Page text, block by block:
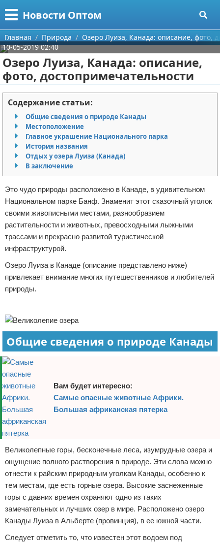
Новости Оптом
Меню
Главная
Категории
Информационные технологии
Автомобили
Знаменитости
Политика
Природа
Философия
Культура
Экономика
Разное
Поиск
О проекте
Контакты
Сотрудничество
Размещение рекламы
Для правообладателей
Условия предоставления информации
Отказ от ответственности
Главная Природа
Озеро Луиза, Канада: описание, фото,
10-05-2019 02:40
Озеро Луиза, Канада: описание,
фото, достопримечательности
Содержание статьи:
Общие сведения о природе Канады
Местоположение
Главное украшение Национального парка
История названия
Отдых у озера Луиза (Канада)
В заключение
Это чудо природы расположено в Канаде, в удивительном
Национальном парке Банф. Знаменит этот сказочный уголок
своими живописными местами, разнообразием
растительности и животных, превосходными лыжными
трассами и прекрасно развитой туристической
инфраструктурой.
Озеро Луиза в Канаде (описание представлено ниже)
привлекает внимание многих путешественников и любителей
природы.
Общие сведения о природе Канады
Вам будет интересно:
Самые опасные животные Африки.
Большая африканская пятерка
Великолепные горы, бесконечные леса, изумрудные озера и
ощущение полного растворения в природе. Эти слова можно
отнести к райским природным уголкам Канады, особенно к
тем местам, где есть горные озера. Высокие заснеженные
горы с давних времен охраняют одно из таких
замечательных и лучших озер в мире. Расположено озеро
Канады Луиза в Альберте (провинция), в ее южной части.
Следует отметить то, что известен этот водоем под